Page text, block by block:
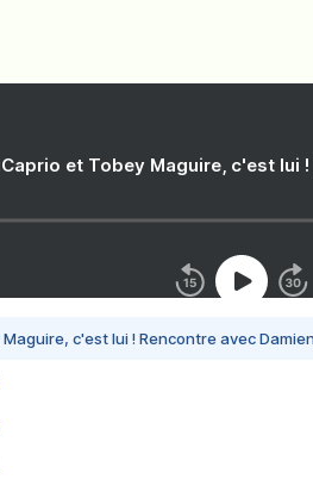
et Tobey Maguire, c'est lui
c'est lui ! Rencontre avec